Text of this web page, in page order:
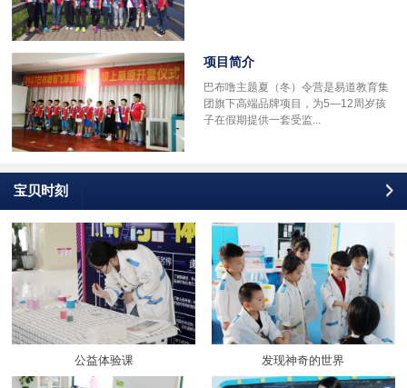
项目简介
巴布噜主题夏（冬）令营是易道教育集
团旗下高端品牌项目，为5—12周岁孩
子在假期提供一套受监...
宝贝时刻
公益体验课 发现神奇的世界